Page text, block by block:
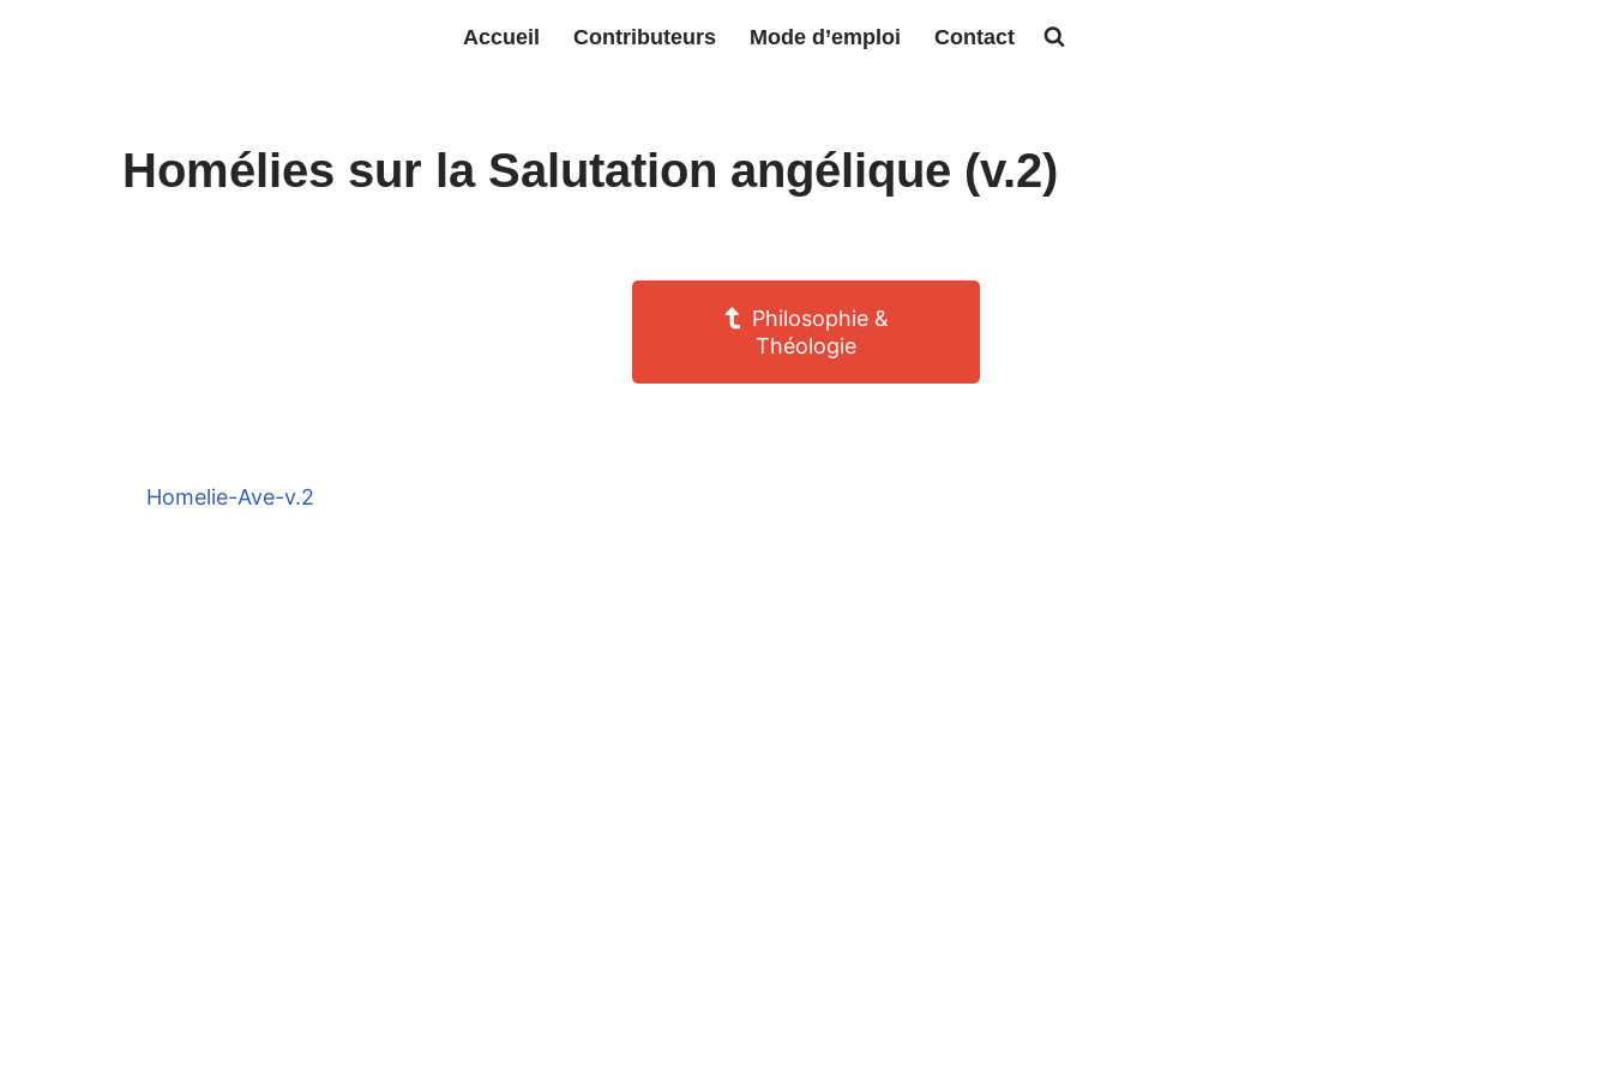
Accueil Contributeurs Mode d’emploi Contact
Homélies sur la Salutation angélique (v.2)
Philosophie &
Théologie
Homelie-Ave-v.2